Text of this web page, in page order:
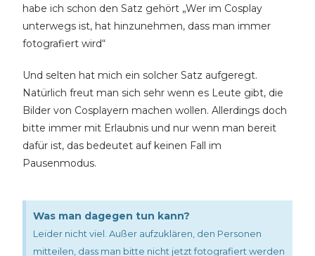
habe ich schon den Satz gehört „Wer im Cosplay
unterwegs ist, hat hinzunehmen, dass man immer
fotografiert wird“
Und selten hat mich ein solcher Satz aufgeregt.
Natürlich freut man sich sehr wenn es Leute gibt, die
Bilder von Cosplayern machen wollen. Allerdings doch
bitte immer mit Erlaubnis und nur wenn man bereit
dafür ist, das bedeutet auf keinen Fall im
Pausenmodus.
Was man dagegen tun kann?
Leider nicht viel. Außer aufzuklären, den Personen
mitteilen, dass man bitte nicht jetzt fotografiert werden